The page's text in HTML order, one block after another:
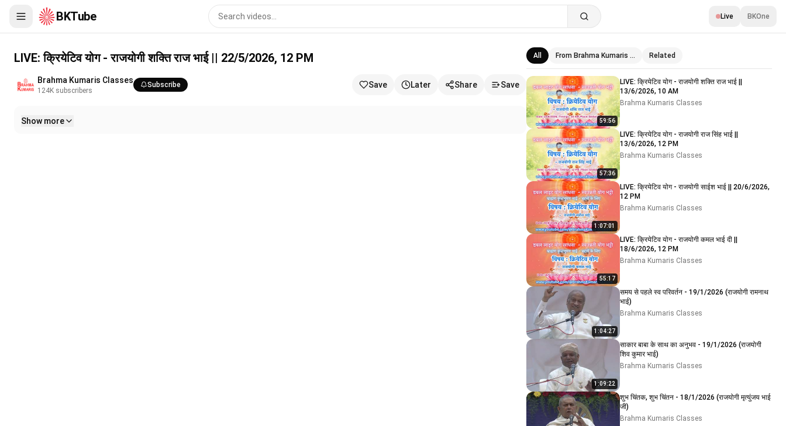
BKTube Live BKOne
LIVE: क्रियेटिव योग - राजयोगी शक्ति राज भाई || 22/5/2026, 12 PM
Brahma Kumaris Classes
124K subscribers
Subscribe Save Later Share Save
Show more
All From Brahma Kumaris … Related
Related videos
59:56
LIVE: क्रियेटिव योग - राजयोगी शक्ति राज भाई ||
13/6/2026, 10 AM
Brahma Kumaris Classes
57:36
LIVE: क्रियेटिव योग - राजयोगी राज सिंह भाई ||
13/6/2026, 12 PM
Brahma Kumaris Classes
1:07:01
LIVE: क्रियेटिव योग - राजयोगी साईश भाई || 20/6/2026,
12 PM
Brahma Kumaris Classes
55:17
LIVE: क्रियेटिव योग - राजयोगी कमल भाई दी ||
18/6/2026, 12 PM
Brahma Kumaris Classes
1:04:27
समय से पहले स्व परिवर्तन - 19/1/2026 (राजयोगी रामनाथ
भाई)
Brahma Kumaris Classes
1:09:22
साकार बाबा के साथ का अनुभव - 19/1/2026 (राजयोगी
शिव कुमार भाई)
Brahma Kumaris Classes
शुभ चिंतक, शुभ चिंतन - 18/1/2026 (राजयोगी मृत्युंजय भाई
जी)
Brahma Kumaris Classes